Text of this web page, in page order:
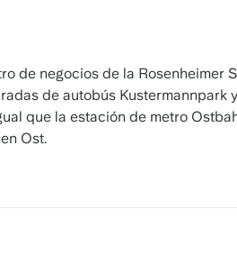
de negocios de la Rosenheimer
de autobús Kustermannpark
que la estación de metro
Ost.